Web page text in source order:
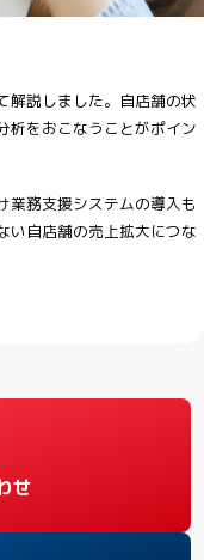
解説しました。自店舗の状
析をおこなうことがポイン
業務支援システムの導入も
い自店舗の売上拡大につな
せ